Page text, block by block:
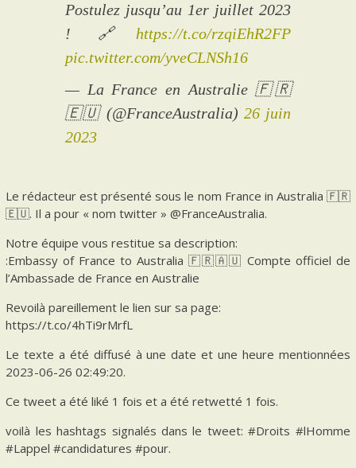
Postulez jusqu’au 1er juillet 2023
! 🔗 https://t.co/rzqiEhR2FP
pic.twitter.com/yveCLNSh16
— La France en Australie 🇫🇷
🇪🇺 (@FranceAustralia) 26 juin
2023
Le rédacteur est présenté sous le nom France in Australia 🇫🇷
🇪🇺. Il a pour « nom twitter » @FranceAustralia.
Notre équipe vous restitue sa description:
:Embassy of France to Australia 🇫🇷🇦🇺 Compte officiel de
l’Ambassade de France en Australie
Revoilà pareillement le lien sur sa page:
https://t.co/4hTi9rMrfL
Le texte a été diffusé à une date et une heure mentionnées
2023-06-26 02:49:20.
Ce tweet a été liké 1 fois et a été retwetté 1 fois.
voilà les hashtags signalés dans le tweet: #Droits #lHomme
#Lappel #candidatures #pour.